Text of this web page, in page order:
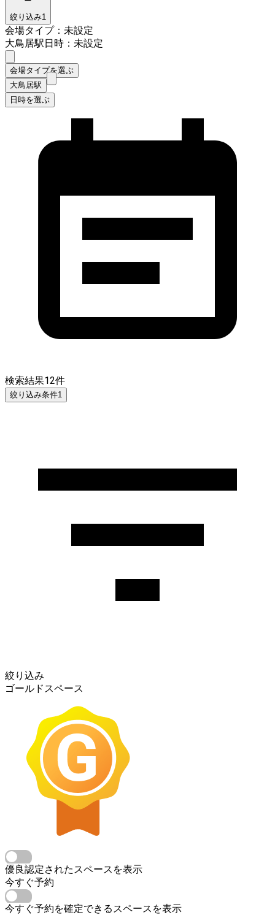
絞り込み1
会場タイプ：未設定
大鳥居駅日時：未設定
会場タイプを選ぶ
大鳥居駅
日時を選ぶ
検索結果12件
絞り込み条件1
絞り込み
ゴールドスペース
優良認定されたスペースを表示
今すぐ予約
今すぐ予約を確定できるスペースを表示